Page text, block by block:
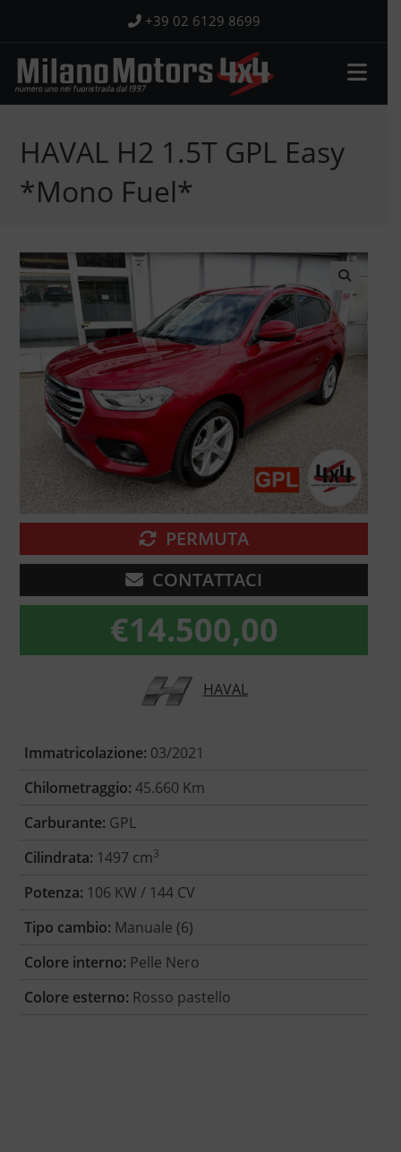
contenuto
+39 02 6129 8699
HAVAL H2 1.5T GPL Easy
*Mono Fuel*
🔍
PERMUTA
CONTATTACI
€14.500,00
HAVAL
Immatricolazione: 03/2021
Chilometraggio: 45.660 Km
Carburante: GPL
Cilindrata: 1497 cm3
Potenza: 106 KW / 144 CV
Tipo cambio: Manuale (6)
Colore interno: Pelle Nero
Colore esterno: Rosso pastello